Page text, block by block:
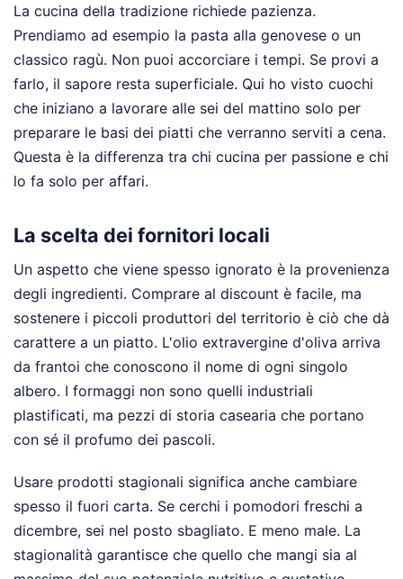
La cucina della tradizione richiede pazienza.
Prendiamo ad esempio la pasta alla genovese o un
classico ragù. Non puoi accorciare i tempi. Se provi a
farlo, il sapore resta superficiale. Qui ho visto cuochi
che iniziano a lavorare alle sei del mattino solo per
preparare le basi dei piatti che verranno serviti a cena.
Questa è la differenza tra chi cucina per passione e chi
lo fa solo per affari.
La scelta dei fornitori locali
Un aspetto che viene spesso ignorato è la provenienza
degli ingredienti. Comprare al discount è facile, ma
sostenere i piccoli produttori del territorio è ciò che dà
carattere a un piatto. L'olio extravergine d'oliva arriva
da frantoi che conoscono il nome di ogni singolo
albero. I formaggi non sono quelli industriali
plastificati, ma pezzi di storia casearia che portano
con sé il profumo dei pascoli.
Usare prodotti stagionali significa anche cambiare
spesso il fuori carta. Se cerchi i pomodori freschi a
dicembre, sei nel posto sbagliato. E meno male. La
stagionalità garantisce che quello che mangi sia al